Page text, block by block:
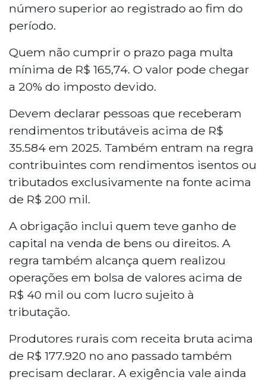
número superior ao registrado ao fim do
período.
Quem não cumprir o prazo paga multa
mínima de R$ 165,74. O valor pode chegar
a 20% do imposto devido.
Devem declarar pessoas que receberam
rendimentos tributáveis acima de R$
35.584 em 2025. Também entram na regra
contribuintes com rendimentos isentos ou
tributados exclusivamente na fonte acima
de R$ 200 mil.
A obrigação inclui quem teve ganho de
capital na venda de bens ou direitos. A
regra também alcança quem realizou
operações em bolsa de valores acima de
R$ 40 mil ou com lucro sujeito à
tributação.
Produtores rurais com receita bruta acima
de R$ 177.920 no ano passado também
precisam declarar. A exigência vale ainda